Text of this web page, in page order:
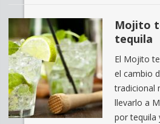
Mojito
tequila
El Mojito
el cambio
tradicional
llevarlo a
por tequila